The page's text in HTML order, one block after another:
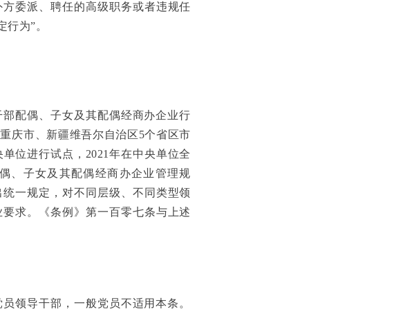
委派、聘任的高级职务或者违规任
为”。
配偶、子女及其配偶经商办企业行
庆市、新疆维吾尔自治区5个省区市
位进行试点，2021年在中央单位全
、子女及其配偶经商办企业管理规
一规定，对不同层级、不同类型领
求。《条例》第一百零七条与上述
领导干部，一般党员不适用本条。